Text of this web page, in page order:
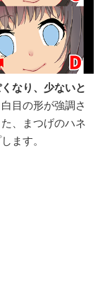
なり、少ないと
目の形が強調さ
、まつげのハネ
ます。